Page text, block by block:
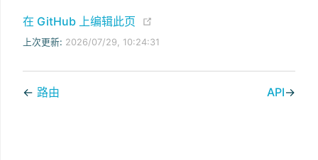
在 GitHub 上编辑此页
上次更新: 2026/07/29, 10:24:31
← 路由 API→